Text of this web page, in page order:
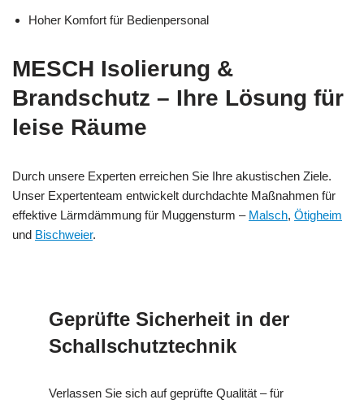
Hoher Komfort für Bedienpersonal
MESCH Isolierung &
Brandschutz – Ihre Lösung für
leise Räume
Durch unsere Experten erreichen Sie Ihre akustischen Ziele.
Unser Expertenteam entwickelt durchdachte Maßnahmen für
effektive Lärmdämmung für Muggensturm – Malsch, Ötigheim
und Bischweier.
Geprüfte Sicherheit in der
Schallschutztechnik
Verlassen Sie sich auf geprüfte Qualität – für